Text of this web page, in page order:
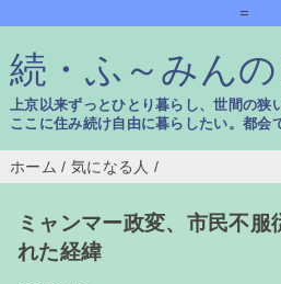
=
続・ふ～みん
上京以来ずっとひとり暮らし、世間の狭
ここに住み続け自由に暮らしたい。都会
ホーム / 気になる人 /
ミャンマー政変、市民不服
れた経緯